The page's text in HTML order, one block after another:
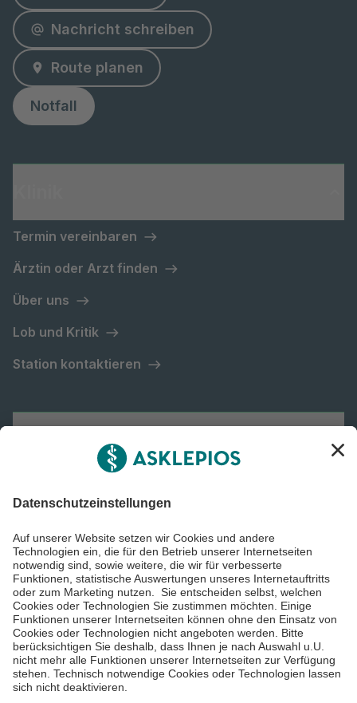
Nachricht schreiben
Route planen
Notfall
Termin vereinbaren
Ärztin oder Arzt finden
Über uns
Lob und Kritik
Station kontaktieren
Asklepios Gruppe
Impressum